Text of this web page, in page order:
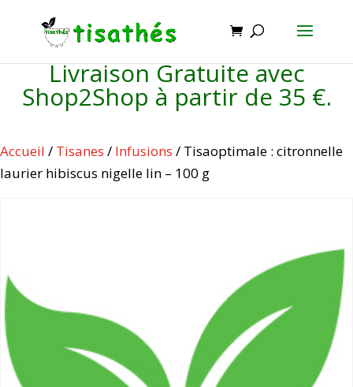
Livraison Gratuite avec
Shop2Shop à partir de 35 €.
Accueil / Tisanes / Infusions / Tisaoptimale : citronnelle
laurier hibiscus nigelle lin – 100 g